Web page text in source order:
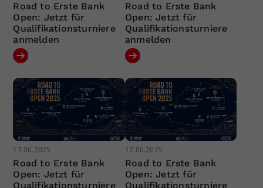
Road to Erste Bank
Open: Jetzt für
Qualifikationsturniere
anmelden
Road to Erste Bank
Open: Jetzt für
Qualifikationsturniere
anmelden
17.06.2025
Road to Erste Bank
Open: Jetzt für
Qualifikationsturniere
17.06.2025
Road to Erste Bank
Open: Jetzt für
Qualifikationsturniere